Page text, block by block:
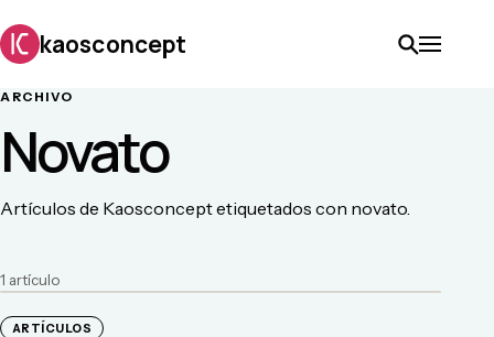
kaosconcept
ARCHIVO
Novato
Artículos de Kaosconcept etiquetados con novato.
1 artículo
ARTÍCULOS